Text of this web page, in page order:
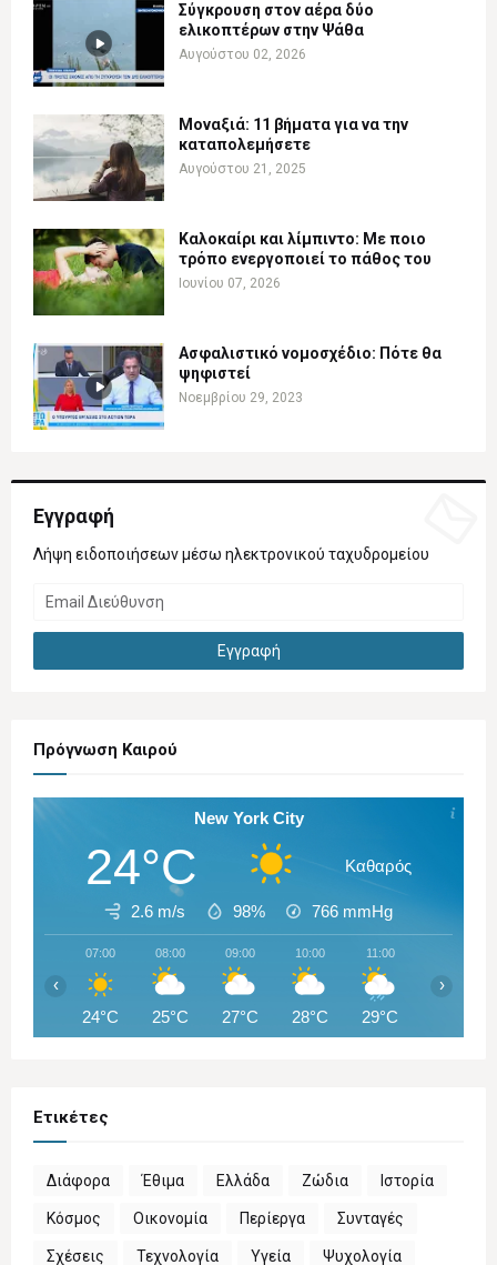
Σύγκρουση στον αέρα δύο
ελικοπτέρων στην Ψάθα
Αυγούστου 02, 2026
Μοναξιά: 11 βήματα για να την
καταπολεμήσετε
Αυγούστου 21, 2025
Καλοκαίρι και λίμπιντο: Με ποιο
τρόπο ενεργοποιεί το πάθος του
Ιουνίου 07, 2026
Ασφαλιστικό νομοσχέδιο: Πότε θα
ψηφιστεί
Νοεμβρίου 29, 2023
Εγγραφή
Λήψη ειδοποιήσεων μέσω ηλεκτρονικού ταχυδρομείου
Πρόγνωση Καιρού
New York City
24°C Καθαρός
2.6 m/s 98% 766 mmHg
07:00
24°C
08:00
25°C
09:00
27°C
10:00
28°C
11:00
29°C
‹ ›
Ετικέτες
Διάφορα Έθιμα Ελλάδα Ζώδια Ιστορία
Κόσμος Οικονομία Περίεργα Συνταγές
Σχέσεις Τεχνολογία Υγεία Ψυχολογία